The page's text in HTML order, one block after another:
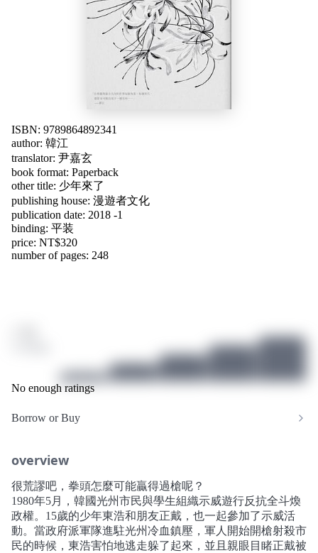
ISBN: 9789864892341
author: 韓江
translator: 尹嘉玄
book format: Paperback
other title: 少年來了
publishing house: 漫遊者文化
publication date: 2018 -1
binding: 平装
price: NT$320
number of pages: 248
No enough ratings
Borrow or Buy
overview
很荒謬吧，拳頭怎麼可能贏得過槍呢？
1980年5月，韓國光州市民與學生組織示威遊行反抗全斗煥
政權。15歲的少年東浩和朋友正戴，也一起參加了示威活
動。當政府派軍隊進駐光州冷血鎮壓，軍人開始開槍射殺市
民的時候，東浩害怕地逃走躲了起來，並且親眼目睹正戴被